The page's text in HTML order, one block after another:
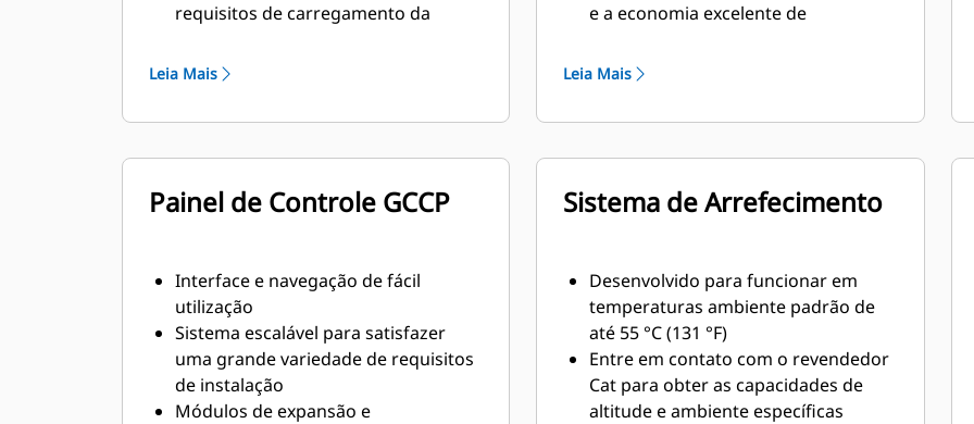
requisitos de carregamento da
Em conformidade com os requisitos
transiente da norma ISO 8528-5
Leia Mais
e a economia excelente de
Leia Mais
Painel de Controle GCCP
Interface e navegação de fácil
utilização
Sistema escalável para satisfazer
uma grande variedade de requisitos
de instalação
Módulos de expansão e
Sistema de Arrefecimento
Desenvolvido para funcionar em
temperaturas ambiente padrão de
até 55 °C (131 °F)
Entre em contato com o revendedor
Cat para obter as capacidades de
altitude e ambiente específicas